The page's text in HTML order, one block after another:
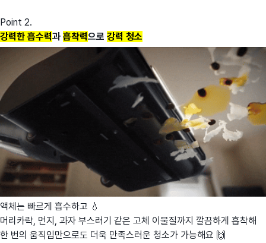
Point 2.
강력한 흡수력과 흡착력으로 강력 청소
액체는 빠르게 흡수하고 💧
머리카락, 먼지, 과자 부스러기 같은 고체 이물질까지 깔끔하게 흡착해
한 번의 움직임만으로도 더욱 만족스러운 청소가 가능해요 🙌